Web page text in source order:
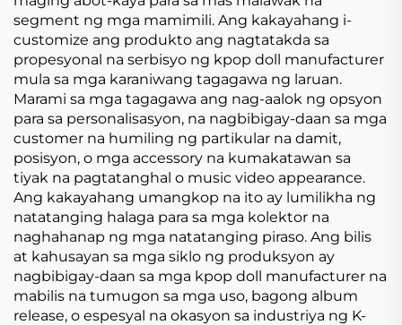
segment ng mga mamimili. Ang kakayahang i-
customize ang produkto ang nagtatakda sa
propesyonal na serbisyo ng kpop doll manufacturer
mula sa mga karaniwang tagagawa ng laruan.
Marami sa mga tagagawa ang nag-aalok ng opsyon
para sa personalisasyon, na nagbibigay-daan sa mga
customer na humiling ng partikular na damit,
posisyon, o mga accessory na kumakatawan sa
tiyak na pagtatanghal o music video appearance.
Ang kakayahang umangkop na ito ay lumilikha ng
natatanging halaga para sa mga kolektor na
naghahanap ng mga natatanging piraso. Ang bilis
at kahusayan sa mga siklo ng produksyon ay
nagbibigay-daan sa mga kpop doll manufacturer na
mabilis na tumugon sa mga uso, bagong album
release, o espesyal na okasyon sa industriya ng K-